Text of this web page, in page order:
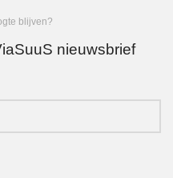
blijven?
nieuwsbrief